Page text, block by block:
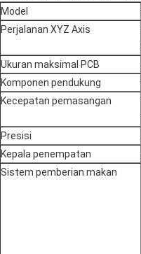
Model
Perjalanan XYZ Axis
Ukuran maksimal PCB
Komponen pendukung
Kecepatan pemasangan
Presisi
Kepala penempatan
Sistem pemberian makan